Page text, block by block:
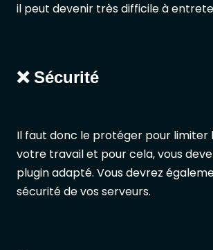
il peut devenir très difficile à
❌ Sécurité
Il faut donc le protéger pour limiter
votre travail et pour cela, vous
plugin adapté. Vous devrez
sécurité de vos serveurs.